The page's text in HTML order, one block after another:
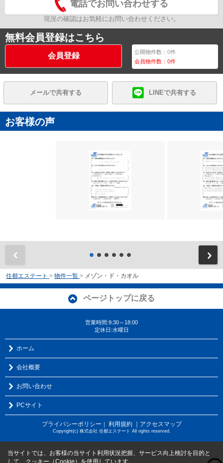
電話でお問い合わせする
現況の確認はお気軽にお問い合わせください。
無料会員登録はこちら
会員登録 公開物件数：0件
会員物件数：0件
メールで共有する LINEで共有する
お客様の声
住都エステート > 物件一覧 > メゾン・ド・カオル
ページトップに戻る
営業時間:9:30～18:00
定休日:水曜日
ホーム
会社概要
お問い合わせ
PCサイト
プライバシーポリシー 利用規約 ｜アクセスマップ
Copyright(c) 株式会社 住都エステート All rights reserved.
当サイトでは、お客様の当サイト利用状況把握、サービス向上検討を目的と
して、クッキー（Cookie）を使用しています。